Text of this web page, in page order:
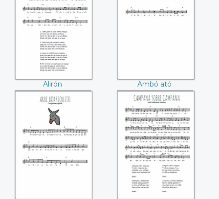
Alirón
Alirón
Ambó ató
Ambó ató
Arre borriquito
Campana sobre
campana